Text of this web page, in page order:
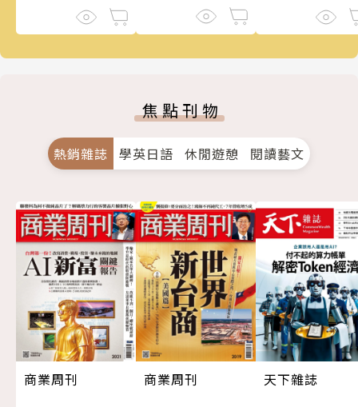
焦點刊物
熱銷雜誌 學英日語 休閒遊憩 閱讀藝文
商業周刊
商業周刊
天下雜誌